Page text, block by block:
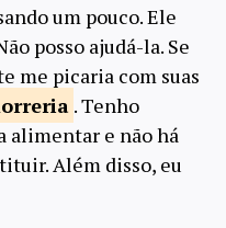
um pouco. Ele
posso ajudá-la. Se
me picaria com suas
. Tenho
alimentar e não há
Além disso, eu